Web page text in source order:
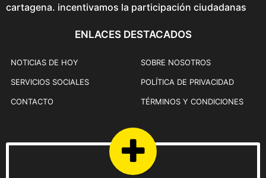
cartagena. incentivamos la participación ciudadanas
ENLACES DESTACADOS
NOTICIAS DE HOY
SERVICIOS SOCIALES
CONTACTO
SOBRE NOSOTROS
POLÍTICA DE PRIVACIDAD
TÉRMINOS Y CONDICIONES